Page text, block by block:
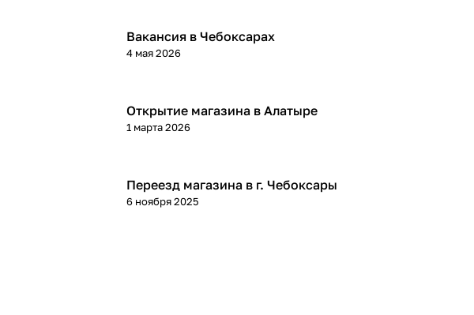
Вакансия в Чебоксарах
4 мая 2026
Открытие магазина в Алатыре
1 марта 2026
Переезд магазина в г. Чебоксары
6 ноября 2025